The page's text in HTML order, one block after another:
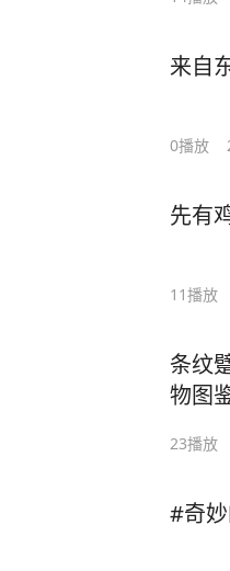
来自
0播放
先有
11播放
条纹
物图
23播放
#奇